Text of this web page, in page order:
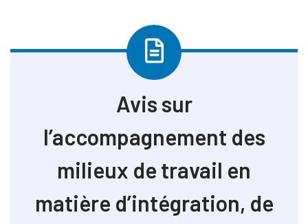
Avis sur
l’accompagnement des
milieux de travail en
matière d’intégration, de